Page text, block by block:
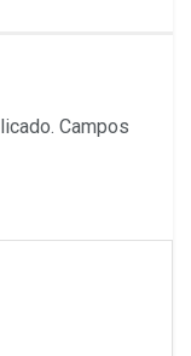
Campos